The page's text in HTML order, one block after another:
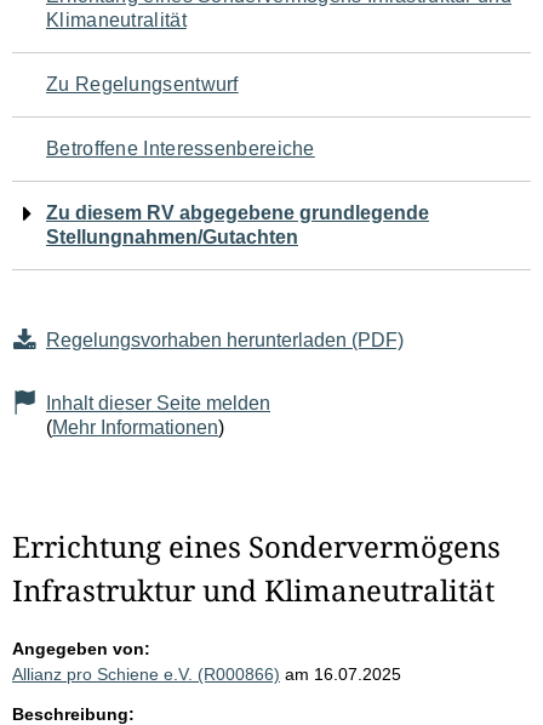
für
den
Seiteninhalt
Klimaneutralität
Zu Regelungsentwurf
Betroffene Interessenbereiche
Zu diesem RV abgegebene grundlegende
Stellungnahmen/Gutachten
Regelungsvorhaben herunterladen (PDF)
Inhalt dieser Seite melden
(Mehr Informationen)
Errichtung eines Sondervermögens
Infrastruktur und Klimaneutralität
Angegeben von:
Allianz pro Schiene e.V. (R000866) am 16.07.2025
Beschreibung: